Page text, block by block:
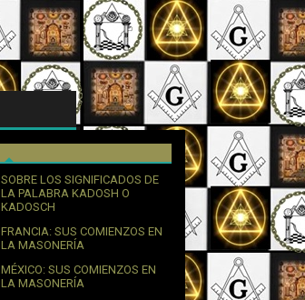
SOBRE LOS SIGNIFICADOS DE
LA PALABRA KADOSH O
KADOSCH
FRANCIA: SUS COMIENZOS EN
LA MASONERÍA
MÉXICO: SUS COMIENZOS EN
LA MASONERÍA